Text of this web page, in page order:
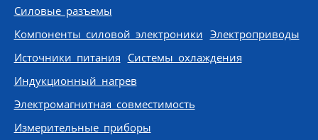
Skip to content
Силовые разъемы
Компоненты силовой электроники Электроприводы
Источники питания Системы охлаждения
Индукционный нагрев
Электромагнитная совместимость
Измерительные приборы